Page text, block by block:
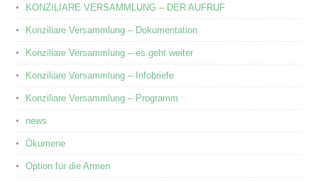
KONZILIARE VERSAMMLUNG – DER AUFRUF
Konziliare Versammlung – Dokumentation
Konziliare Versammlung – es geht weiter
Konziliare Versammlung – Infobriefe
Konziliare Versammlung – Programm
news
Ökumene
Option für die Armen